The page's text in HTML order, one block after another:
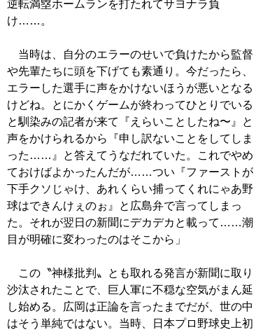
逆転満塁ホームランを打たれてサヨナラ負
け……。
当時は、自分のエラーのせいで負けたから監督
や先輩たちに頭を下げても素通り。今だったら、
エラーした選手に声をかけないほうが悪いとなる
けどね。とにかくゲームが終わってひとりでいる
と馴染みの記者が来て『えらいことしたね〜』と
声をかけられるから『申し訳ないことをしてしま
った……』と答えてうなだれていた。これでやめ
ておけばよかったんだが……つい『ファーストが
下手クソじゃけ、あれくらい捕ってくれにゃあ野
球はできんけぇのぉ』と広島弁で言ってしまっ
た。それが翌日の新聞にデカデカと載って……潮
目が明確に変わったのはそこから」
この〝神様批判〟とも取れる発言が新聞に取り
沙汰されたことで、巨人軍に不穏な空気がまん延
し始める。広岡は正論を言ったまでだが、世の中
はそう単純ではない。当時、日本プロ野球史上初